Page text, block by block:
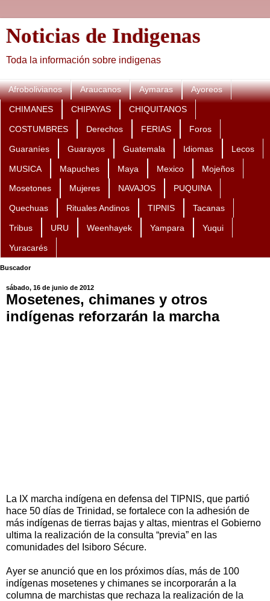
Noticias de Indigenas
Toda la información sobre indigenas
Afrobolivianos Araucanos Aymaras Ayoreos
CHIMANES CHIPAYAS CHIQUITANOS
COSTUMBRES Derechos FERIAS Foros
Guaraníes Guarayos Guatemala Idiomas Lecos
MUSICA Mapuches Maya Mexico Mojeños
Mosetones Mujeres NAVAJOS PUQUINA
Quechuas Rituales Andinos TIPNIS Tacanas
Tribus URU Weenhayek Yampara Yuqui
Yuracarés
Buscador
sábado, 16 de junio de 2012
Mosetenes, chimanes y otros
indígenas reforzarán la marcha
La IX marcha indígena en defensa del TIPNIS, que partió
hace 50 días de Trinidad, se fortalece con la adhesión de
más indígenas de tierras bajas y altas, mientras el Gobierno
ultima la realización de la consulta “previa” en las
comunidades del Isiboro Sécure.
Ayer se anunció que en los próximos días, más de 100
indígenas mosetenes y chimanes se incorporarán a la
columna de marchistas que rechaza la realización de la